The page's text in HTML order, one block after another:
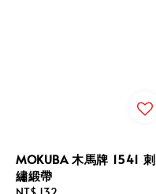
MOKUBA 木馬牌 1541 刺
繡緞帶